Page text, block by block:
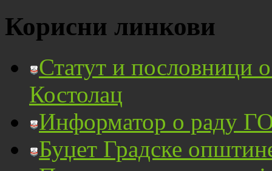
Корисни линкови
Статут и пословници
Костолац
Информатор о раду
Буџет Градске